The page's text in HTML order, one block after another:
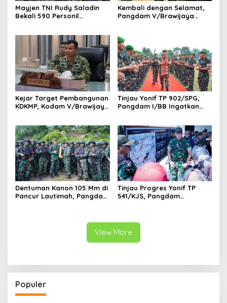
Mayjen TNI Rudy Saladin
Bekali 590 Personil
Kembali dengan Selamat,
Pangdam V/Brawijaya
Perbatasan RI-PNG
Kejar Target Pembangunan
KDKMP, Kodam V/Brawijaya
Tinjau Yonif TP 902/SPG,
Pangdam I/BB Ingatkan
Dentuman Kanon 105 Mm di
Pancur Lautimah, Pangdam
Tinjau Progres Yonif TP
541/KJS, Pangdam
Warga
View More
Populer